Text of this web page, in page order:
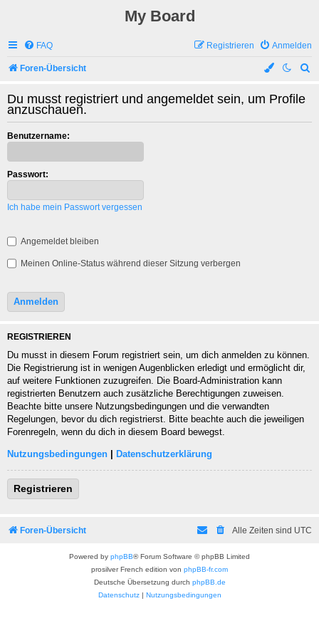
My Board
FAQ Anmelden
Registrieren
Foren-Übersicht
h
Du musst registriert und angemeldet sein, um Profile
anzuschauen.
Benutzername:
Passwort:
Ich habe mein Passwort vergessen
Angemeldet bleiben
Meinen Online-Status während dieser Sitzung verbergen
REGISTRIEREN
Du musst in diesem Forum registriert sein, um dich anmelden zu können.
Die Registrierung ist in wenigen Augenblicken erledigt und ermöglicht dir,
auf weitere Funktionen zuzugreifen. Die Board-Administration kann
registrierten Benutzern auch zusätzliche Berechtigungen zuweisen.
Beachte bitte unsere Nutzungsbedingungen und die verwandten
Regelungen, bevor du dich registrierst. Bitte beachte auch die jeweiligen
Forenregeln, wenn du dich in diesem Board bewegst.
Nutzungsbedingungen Datenschutzerklärung
Registrieren
Foren-Übersicht Alle Zeiten sind UTC
Powered by phpBB® Forum Software © phpBB Limited
prosilver French edition von phpBB-fr.com
Deutsche Übersetzung durch phpBB.de
Datenschutz| Nutzungsbedingungen